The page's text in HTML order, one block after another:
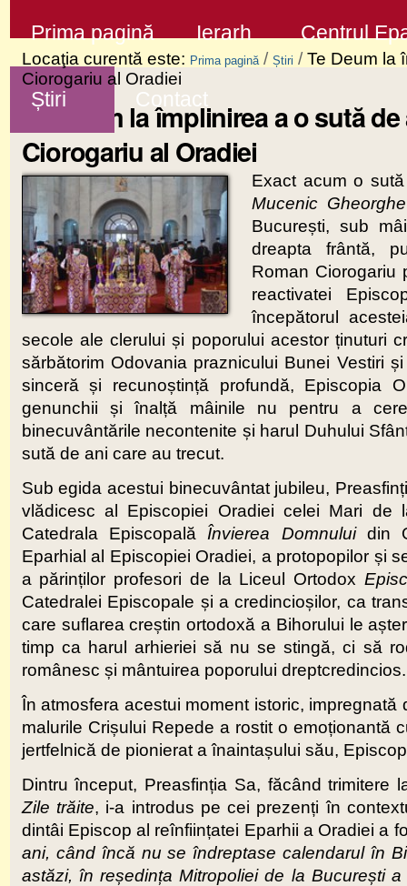
la
conţinut
Sari
la
navigare
Prima pagină Ierarh Centrul
Știri Contact
Locaţia curentă este: Prima pagină / Știri / Te Deum la
Ciorogariu al Oradiei
Te Deum la împlinirea a o sută
Ciorogariu al Oradiei
Exact acum o
Mucenic
București, sub
dreapta frântă,
Roman Ciorogariu
reactivatei
începătorul
secole ale clerului și poporului acestor ținuturi
sărbătorim Odovania praznicului Bunei Vestiri
sinceră și recunoștință profundă, Episcopia
genunchii și înalță mâinile nu pentru a
binecuvântările necontenite și harul Duhului
sută de ani care au trecut.
Sub egida acestui binecuvântat jubileu,
vlădicesc al Episcopiei Oradiei celei Mari
Catedrala Episcopală Învierea Domnului din
Eparhial al Episcopiei Oradiei, a protopopilor și
a părinților profesori de la Liceul Ortodox
Catedralei Episcopale și a credincioșilor, ca
care suflarea creștin ortodoxă a Bihorului le
timp ca harul arhieriei să nu se stingă, ci să
românesc și mântuirea poporului dreptcredincios.
În atmosfera acestui moment istoric,
malurile Crișului Repede a rostit o emoționantă
jertfelnică de pionierat a înaintașului său,
Dintru început, Preasfinția Sa, făcând trimitere
Zile trăite, i-a introdus pe cei prezenți în
dintâi Episcop al reînființatei Eparhii a Oradiei a
ani, când încă nu se îndreptase calendarul în
astăzi, în reședința Mitropoliei de la București